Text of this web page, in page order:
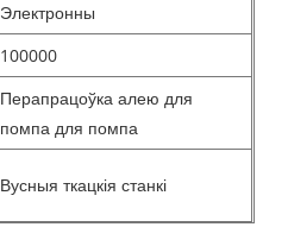
Электронны
100000
Перапрацоўка алею для
помпа для помпа
Вусныя ткацкія станкі